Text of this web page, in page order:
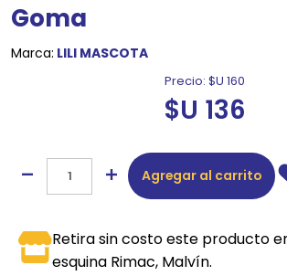
Goma
Marca: LILI MASCOTA
Precio: $U 160
$U 136
Agregar al carrito
Retira sin costo este producto
esquina Rimac, Malvín.